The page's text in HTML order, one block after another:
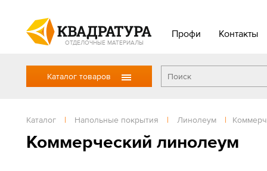
ОТДЕЛОЧНЫЕ МАТЕРИАЛЫ
Профи Контакты
Каталог товаров
Каталог | Напольные покрытия | Линолеум |
Коммерческий линолеум